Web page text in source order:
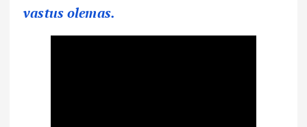
vastus olemas.